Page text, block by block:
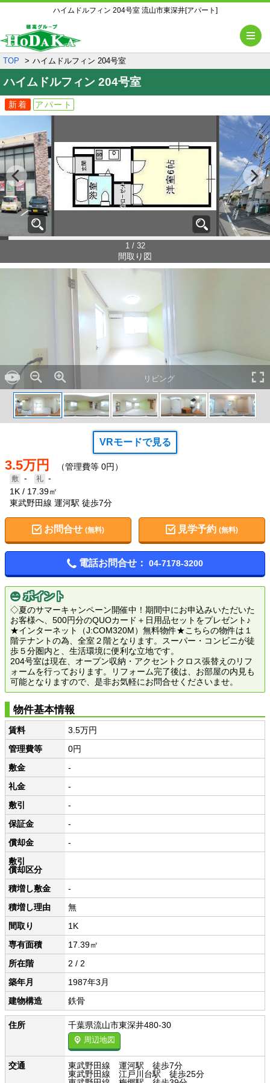
ハイムドルフィン 204号室 流山市東深井[アパート]
TOP ハイムドルフィン 204号室
ハイムドルフィン 204号室
新着 アパート
1 / 32
間取り図
リビング
VRモードで見る
3.5万円 （管理費等 0円）
-
-
1K
17.39㎡
東武野田線 運河駅 徒歩7分
お問合せ (無料) 見学予約(無料)
電話お問合せ： 04-7178-3200
ポイント
◇夏のサマーキャンペーン開催中！期間中にお申込みいただいた
お客様へ、500円分のQUOカード＋日用品セットをプレゼント♪
★インターネット（J:COM320M）無料物件★こちらの物件は１
階テナントの為、全室２階となります。スーパー・コンビニが徒
歩５分圏内と、生活環境に便利な立地です。
204号室は現在、オープン収納・アクセントクロス張替えのリフ
ォームを行っております。リフォーム完了後は、お部屋の内見も
可能となりますので、是非お気軽にお問合せくださいませ。
物件基本情報
賃料
3.5万円
管理費等
0円
敷金
-
礼金
-
敷引
-
保証金
-
償却金
-
敷引
償却区分
積増し敷金
-
積増し理由
無
間取り
1K
専有面積
17.39㎡
所在階
2 / 2
築年月
1987年3月
建物構造
鉄骨
住所 千葉県流山市東深井480-30
周辺地図
交通
東武野田線 運河駅 徒歩7分
東武野田線 江戸川台駅 徒歩25分